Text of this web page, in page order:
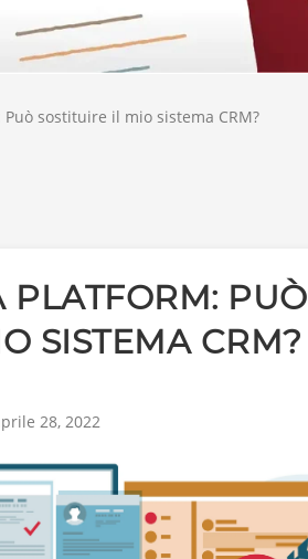
sostituire il mio sistema CRM?
PLATFORM: PUÒ
SISTEMA CRM?
28, 2022